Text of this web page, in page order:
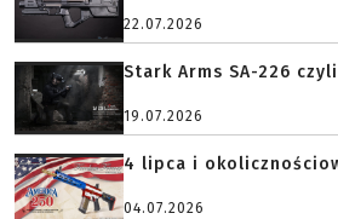
22.07.2026
Stark Arms SA-226
19.07.2026
4 lipca i
04.07.2026